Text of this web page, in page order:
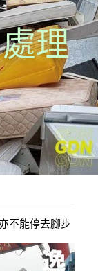
理
不能停去腳步